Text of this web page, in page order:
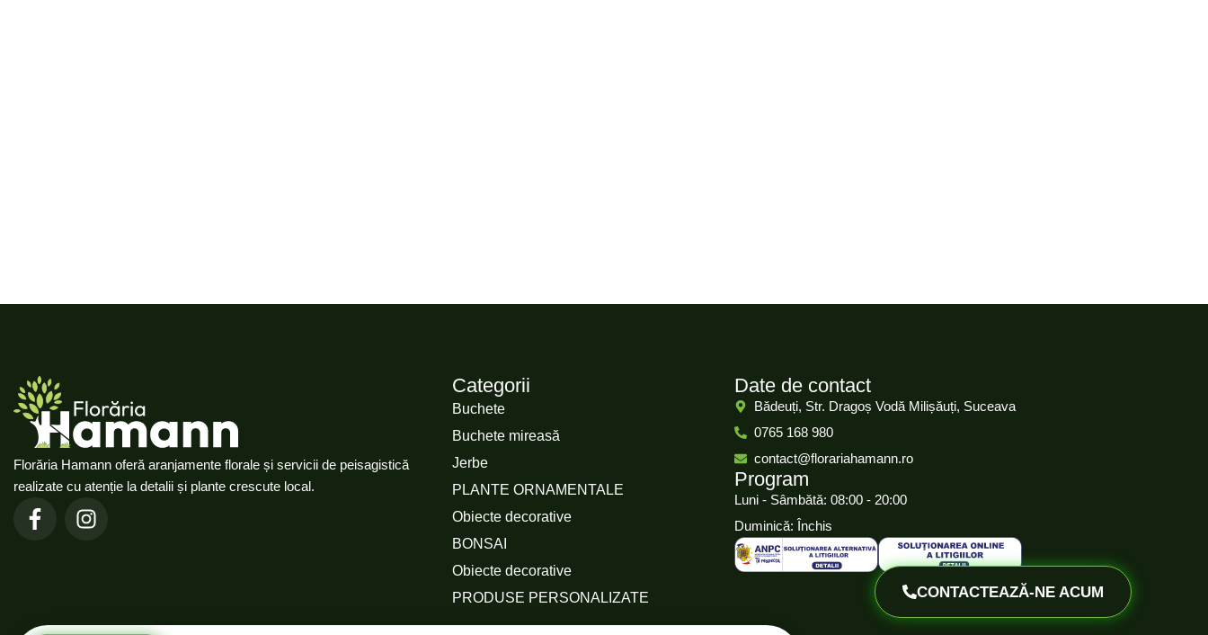
Florăria Hamann oferă aranjamente florale și servicii de peisagistică
realizate cu atenție la detalii și plante crescute local.
Categorii
Buchete
Buchete mireasă
Jerbe
PLANTE ORNAMENTALE
Obiecte decorative
BONSAI
Obiecte decorative
PRODUSE PERSONALIZATE
Date de contact
Bădeuți, Str. Dragoș Vodă Milișăuți, Suceava
0765 168 980
contact@florariahamann.ro
Program
Luni - Sâmbătă: 08:00 - 20:00
Duminică: Închis
CONTACTEAZĂ-NE ACUM